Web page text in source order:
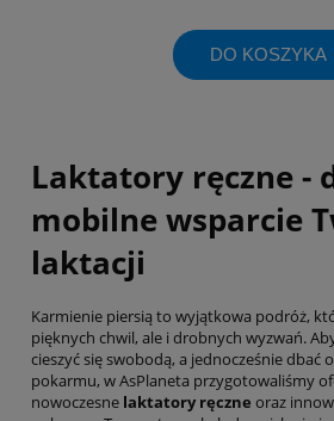
DO KOSZYKA
Laktatory ręczne -
mobilne wsparcie
laktacji
Karmienie piersią to wyjątkowa podróż,
pięknych chwil, ale i drobnych wyzwań.
cieszyć się swobodą, a jednocześnie dbać
pokarmu, w AsPlaneta przygotowaliśmy
nowoczesne laktatory ręczne oraz